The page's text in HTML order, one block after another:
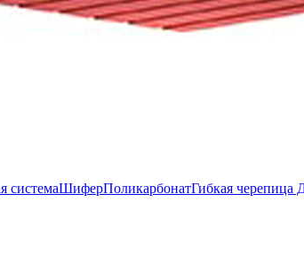
системаШиферПоликарбонатГибкая черепица